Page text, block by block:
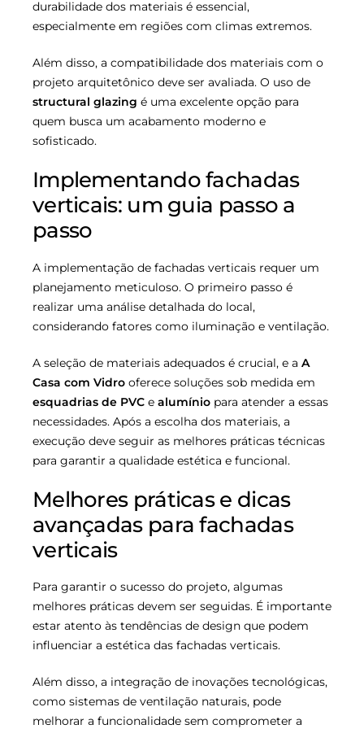
durabilidade dos materiais é essencial,
especialmente em regiões com climas extremos.
Além disso, a compatibilidade dos materiais com o
projeto arquitetônico deve ser avaliada. O uso de
structural glazing é uma excelente opção para
quem busca um acabamento moderno e
sofisticado.
Implementando fachadas
verticais: um guia passo a
passo
A implementação de fachadas verticais requer um
planejamento meticuloso. O primeiro passo é
realizar uma análise detalhada do local,
considerando fatores como iluminação e ventilação.
A seleção de materiais adequados é crucial, e a A
Casa com Vidro oferece soluções sob medida em
esquadrias de PVC e alumínio para atender a essas
necessidades. Após a escolha dos materiais, a
execução deve seguir as melhores práticas técnicas
para garantir a qualidade estética e funcional.
Melhores práticas e dicas
avançadas para fachadas
verticais
Para garantir o sucesso do projeto, algumas
melhores práticas devem ser seguidas. É importante
estar atento às tendências de design que podem
influenciar a estética das fachadas verticais.
Além disso, a integração de inovações tecnológicas,
como sistemas de ventilação naturais, pode
melhorar a funcionalidade sem comprometer a